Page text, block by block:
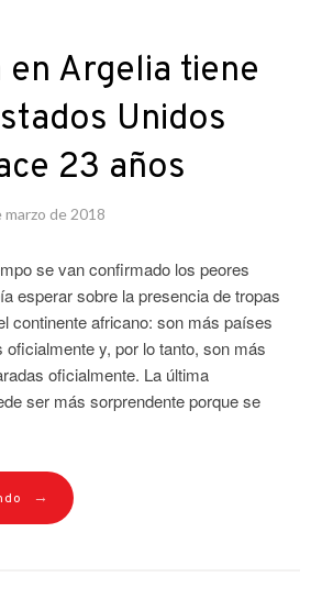
en Argelia tiene
Unidos
23 años
marzo de 2018
se van confirmado los peores
esperar sobre la presencia de tropas
continente africano: son más países
y, por lo tanto, son más
oficialmente. La última
ser más sorprendente porque se
→